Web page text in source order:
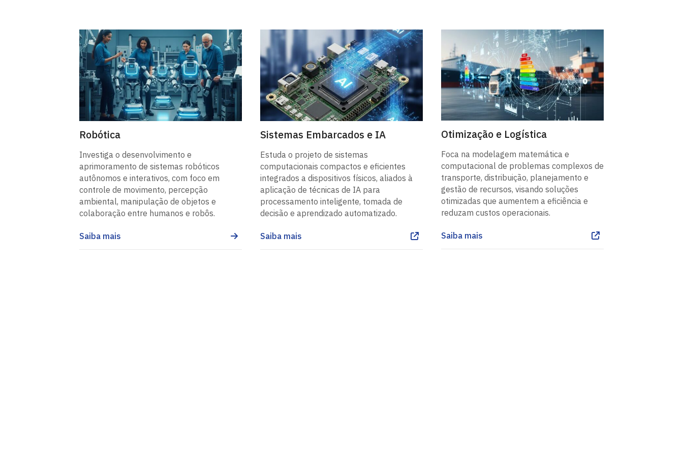
Robótica
Investiga o desenvolvimento e
aprimoramento de sistemas robóticos
autônomos e interativos, com foco em
controle de movimento, percepção
ambiental, manipulação de objetos e
colaboração entre humanos e robôs.
Saiba mais
Sistemas Embarcados e IA
Estuda o projeto de sistemas
computacionais compactos e eficientes
integrados a dispositivos físicos, aliados à
aplicação de técnicas de IA para
processamento inteligente, tomada de
decisão e aprendizado automatizado.
Saiba mais
Otimização e Logística
Foca na modelagem matemática e
computacional de problemas complexos de
transporte, distribuição, planejamento e
gestão de recursos, visando soluções
otimizadas que aumentem a eficiência e
reduzam custos operacionais.
Saiba mais